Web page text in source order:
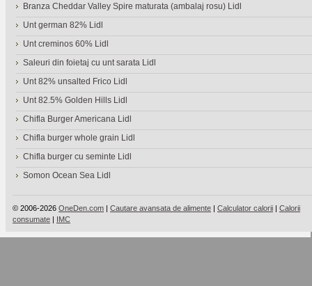
Branza Cheddar Valley Spire maturata (ambalaj rosu) Lidl
Unt german 82% Lidl
Unt creminos 60% Lidl
Saleuri din foietaj cu unt sarata Lidl
Unt 82% unsalted Frico Lidl
Unt 82.5% Golden Hills Lidl
Chifla Burger Americana Lidl
Chifla burger whole grain Lidl
Chifla burger cu seminte Lidl
Somon Ocean Sea Lidl
© 2006-2026 OneDen.com | Cautare avansata de alimente | Calculator calorii | Calorii
consumate | IMC